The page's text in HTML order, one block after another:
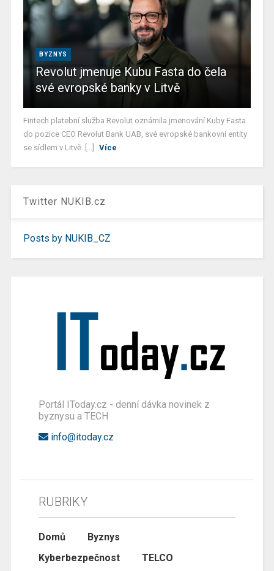
BYZNYS
Revolut jmenuje Kubu Fasta do čela
své evropské banky v Litvě
Fintech platební služba Revolut oznámila jmenování Kuby Fasta
do pozice CEO Revolut Bank UAB, své evropské bankovní entity
se sídlem v Litvě. [...]
Více
Twitter NUKIB.cz
Posts by NUKIB_CZ
Portál IToday.cz - denní dávka novinek z
byznysu a TECH
info@itoday.cz
RUBRIKY
Domů
Byznys
Kyberbezpečnost
TELCO